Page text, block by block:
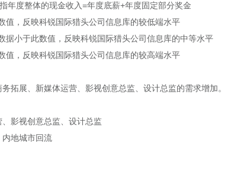
年度整体的现金收入=年度底薪+年度固定部分奖金
值，反映科锐国际猎头公司信息库的较低端水平
据小于此数值，反映科锐国际猎头公司信息库的中等水平
值，反映科锐国际猎头公司信息库的较高端水平
拓展、新媒体运营、影视创意总监、设计总监的需求增加。
影视创意总监、设计总监
地城市回流